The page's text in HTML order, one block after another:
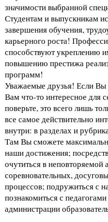
значимости выбранной
Студентам и выпускникам
завершения обучения,
карьерного роста!
способствуют укреплению
повышению престижа
программ!
Уважаемые друзья! Если
Вам что-то интересное для
поверьте, это всего лишь
все самое действительно
внутри: в разделах и
Там Вы сможете
наши достижения;
очутиться в
соревновательных,
процессов; подружиться с
познакомиться с
администрации